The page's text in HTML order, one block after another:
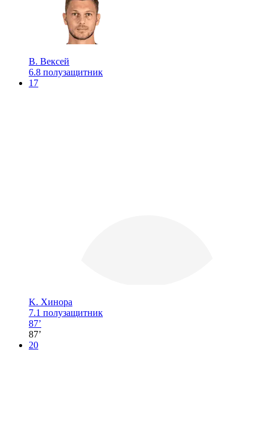
B. Вексей
6.8 полузащитник
17
K. Хинора
7.1 полузащитник
87’
87’
20